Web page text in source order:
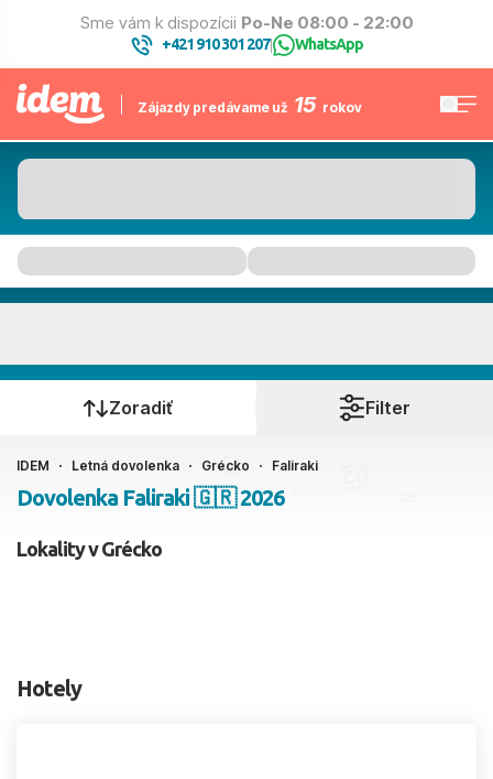
Sme vám k dispozícii Po-Ne 08:00 - 22:00
+421 910 301 207| WhatsApp
Zájazdy predávame už 15 rokov
Kedy cestujete?
Ako cestujete?
2 dospelí, 0 deti
Zoradiť Filter
IDEM Letná dovolenka Grécko Faliraki
Dovolenka Faliraki 🇬🇷 2026
Lokality v Grécko
Hotely